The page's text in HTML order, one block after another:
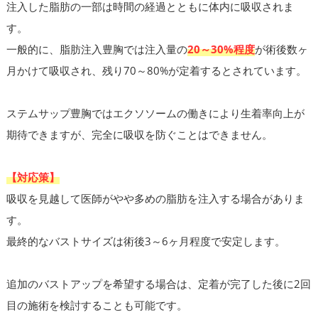
注入した脂肪の一部は時間の経過とともに体内に吸収されま
す。
一般的に、脂肪注入豊胸では注入量の20～30%程度が術後数ヶ
月かけて吸収され、残り70～80%が定着するとされています。
ステムサップ豊胸ではエクソソームの働きにより生着率向上が
期待できますが、完全に吸収を防ぐことはできません。
【対応策】
吸収を見越して医師がやや多めの脂肪を注入する場合がありま
す。
最終的なバストサイズは術後3～6ヶ月程度で安定します。
追加のバストアップを希望する場合は、定着が完了した後に2回
目の施術を検討することも可能です。